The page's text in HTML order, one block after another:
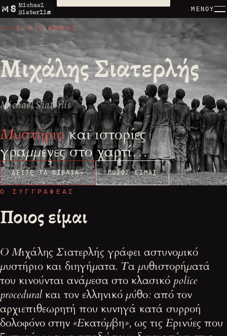
ΜΕΝΟΎ
ΣΥΓΓΡΑΦΈΑΣ
Μιχάλης Σιατερλής
Michael Siaterlis
Μυστήριοκαι ιστορίες
γραμμένες στο χαρτί…
ΔΕΊΤΕ ΤΑ ΒΙΒΛΊΑ→ ΠΟΙΟΣ ΕΊΜΑΙ
Ο ΣΥΓΓΡΑΦΈΑΣ
Ποιος είμαι
Ο Μιχάλης Σιατερλής γράφει αστυνομικό
μυστήριο και διηγήματα. Τα μυθιστορήματά
του κινούνται ανάμεσα στο κλασικό police
procedural και τον ελληνικό μύθο: από τον
αρχιεπιθεωρητή που κυνηγά κατά συρροή
δολοφόνο στην «Εκατόμβη», ως τις Ερινύες που